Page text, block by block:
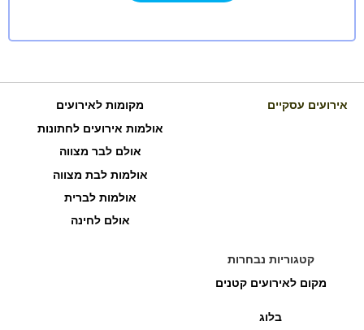
אירועים עסקיים
מקומות לאירועים
אולמות אירועים לחתונות
אולם לבר מצווה
אולמות לבת מצווה
אולמות לברית
אולם לחינה
קטגוריות נבחרות
מקום לאירועים קטנים
בלוג